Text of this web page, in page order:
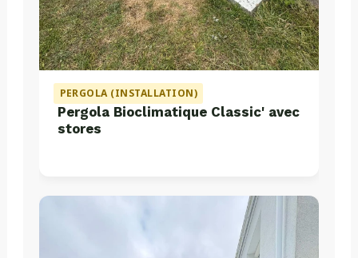
PERGOLA (INSTALLATION)
Pergola Bioclimatique Classic' avec
stores